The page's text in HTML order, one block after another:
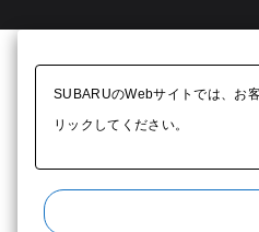
SUBARUのWebサイトでは、お
リックしてください。​